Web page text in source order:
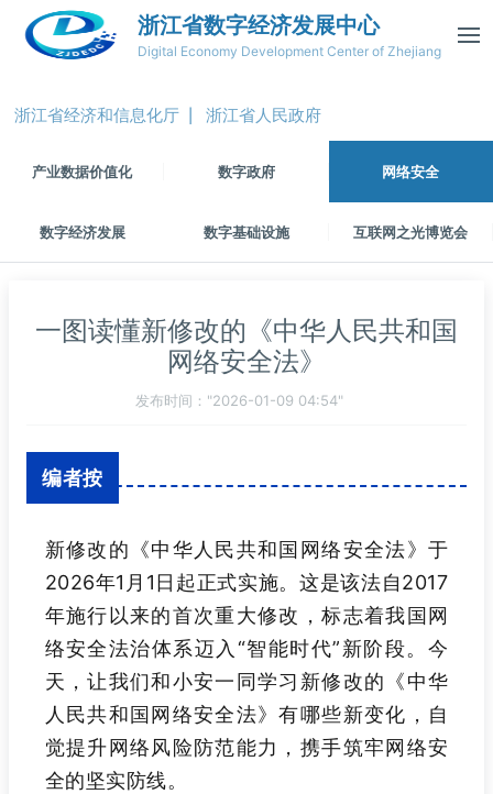
浙江省数字经济发展中心
Digital Economy Development Center of Zhejiang
浙江省经济和信息化厅 浙江省人民政府
网络安全
数字政府
产业数据价值化
互联网之光博览会
数字基础设施
数字经济发展
一图读懂新修改的《中华人民共和国
网络安全法》
发布时间："2026-01-09 04:54"
编者按
新修改的《中华人民共和国网络安全法》于
2026年1月1日起正式实施。这是该法自2017
年施行以来的首次重大修改，标志着我国网
络安全法治体系迈入“智能时代”新阶段。今
天，让我们和小安一同学习新修改的《中华
人民共和国网络安全法》有哪些新变化，自
觉提升网络风险防范能力，携手筑牢网络安
全的坚实防线。